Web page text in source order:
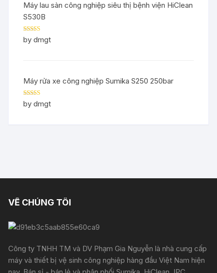
Máy lau sàn công nghiệp siêu thị bệnh viện HiClean
S530B
Rated5out
of 5
by dmgt
Máy rửa xe công nghiệp Sumika S250 250bar
Rated5out
of 5
by dmgt
VỀ CHÚNG TÔI
Công ty TNHH TM và DV Phạm Gia Nguyễn là nhà cung cấp
máy và thiết bị vệ sinh công nghiệp hàng đầu Việt Nam hiện